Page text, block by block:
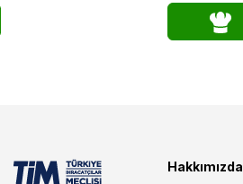
Hakkımızda